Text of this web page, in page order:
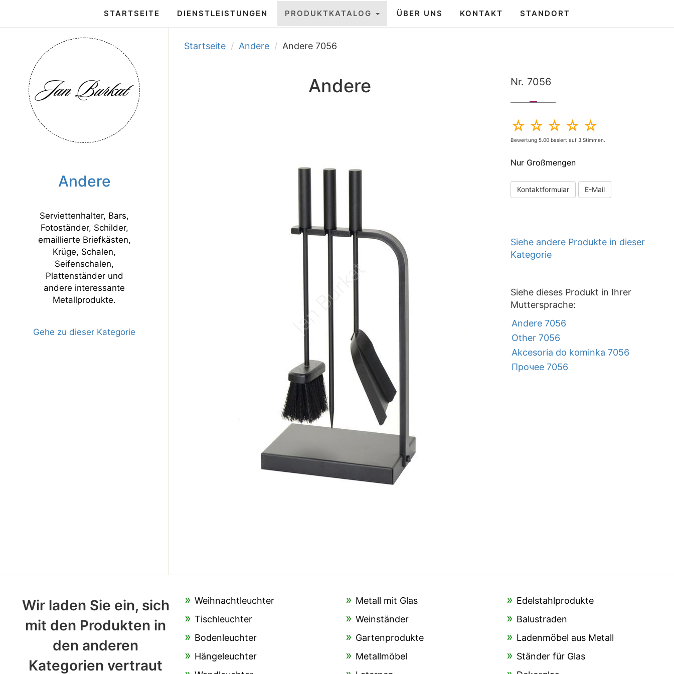
STARTSEITE DIENSTLEISTUNGEN PRODUKTKATALOG ÜBER UNS KONTAKT STANDORT
Andere
Serviettenhalter, Bars,
Fotoständer, Schilder,
emaillierte Briefkästen,
Krüge, Schalen,
Seifenschalen,
Plattenständer und
andere interessante
Metallprodukte.
Gehe zu dieser Kategorie
Startseite Andere Andere 7056
Andere Nr. 7056
Bewertung 5.00 basiert auf3 Stimmen.
Nur Großmengen
Kontaktformular E-Mail
Siehe andere Produkte in dieser
Kategorie
Siehe dieses Produkt in Ihrer
Muttersprache:
Andere 7056
Other 7056
Akcesoria do kominka 7056
Прочее 7056
Wir laden Sie ein, sich
mit den Produkten in
den anderen
Kategorien vertraut
Weihnachtleuchter
Tischleuchter
Bodenleuchter
Hängeleuchter
Metall mit Glas
Weinständer
Gartenprodukte
Metallmöbel
Edelstahlprodukte
Balustraden
Ladenmöbel aus Metall
Ständer für Glas